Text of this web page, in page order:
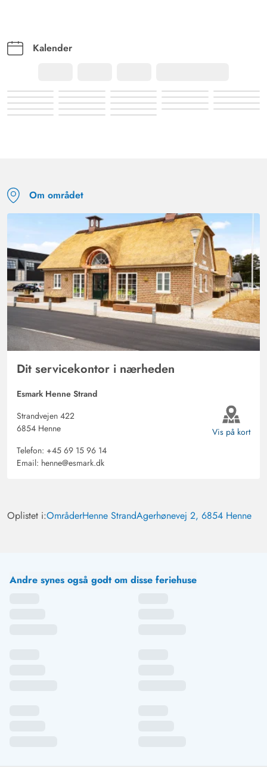
Kalender
Om området
Dit servicekontor i nærheden
Esmark Henne Strand
Strandvejen 422
6854 Henne
Telefon: +45 69 15 96 14
Email: henne@esmark.dk
Vis på kort
Oplistet i:OmråderHenne StrandAgerhønevej 2, 6854 Henne
Andre synes også godt om disse feriehuse